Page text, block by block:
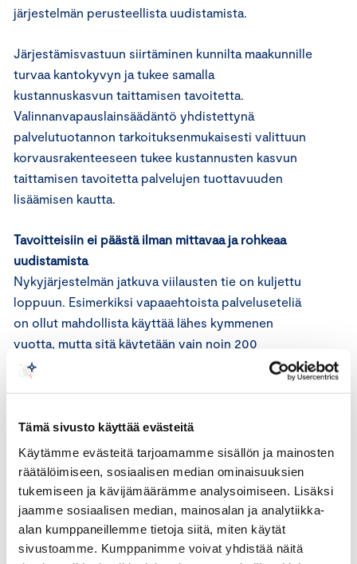
Tämä sivusto käyttää evästeitä
Käytämme evästeitä tarjoamamme sisällön ja mainosten
räätälöimiseen, sosiaalisen median ominaisuuksien
tukemiseen ja kävijämäärämme analysoimiseen. Lisäksi
jaamme sosiaalisen median, mainosalan ja analytiikka-
alan kumppaneillemme tietoja siitä, miten käytät
sivustoamme. Kumppanimme voivat yhdistää näitä
järjestelmän perusteellista uudistamista.
Järjestämisvastuun siirtäminen kunnilta maakunnille
turvaa kantokyvyn ja tukee samalla
kustannuskasvun taittamisen tavoitetta.
Valinnanvapauslainsäädäntö yhdistettynä
palvelutuotannon tarkoituksenmukaisesti valittuun
korvausrakenteeseen tukee kustannusten kasvun
taittamisen tavoitetta palvelujen tuottavuuden
lisäämisen kautta.
Tavoitteisiin ei päästä ilman mittavaa ja rohkeaa
uudistamista
Nykyjärjestelmän jatkuva viilausten tie on kuljettu
loppuun. Esimerkiksi vapaaehtoista palveluseteliä
on ollut mahdollista käyttää lähes kymmenen
vuotta, mutta sitä käytetään vain noin 200
miljoonan euron arvosta noin 20 miljardin euron
sote-menoissa, vaikka palvelusetelien avulla on
Ilman pakottavia kannusteita uudistukset etenevät
hitaasti ja parhaat käytännöt jäävät leviämättä.
Monopoli ei ole tuottava tai asiakaslähtöinen. Siksi
tarvitsemme muutosvoimaksi järjestäjää
velvoittavan valinnanvapauden.
Uudistuksen kaatuminen johtaisi ongelmien